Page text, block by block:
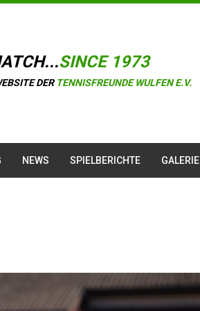
SINCE 1973
DER TENNISFREUNDE WULFEN E.V.
NEWS SPIELBERICHTE GALERIE